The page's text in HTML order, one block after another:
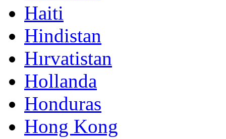
Haiti
Hindistan
Hırvatistan
Hollanda
Honduras
Hong Kong